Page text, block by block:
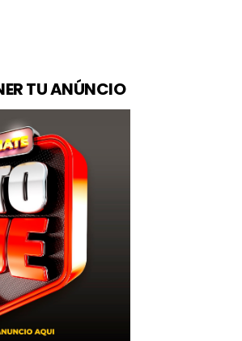
TU ANÚNCIO